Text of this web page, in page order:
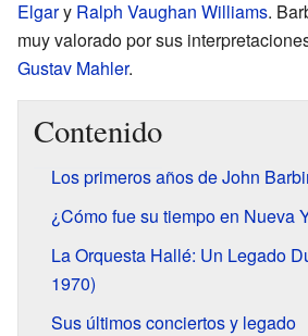
Elgary Ralph Vaughan Williams.
muy valorado por sus
Gustav Mahler.
Contenido
Los primeros años de John
¿Cómo fue su tiempo en Nueva
La Orquesta Hallé: Un Legado
1970)
Sus últimos conciertos y legado